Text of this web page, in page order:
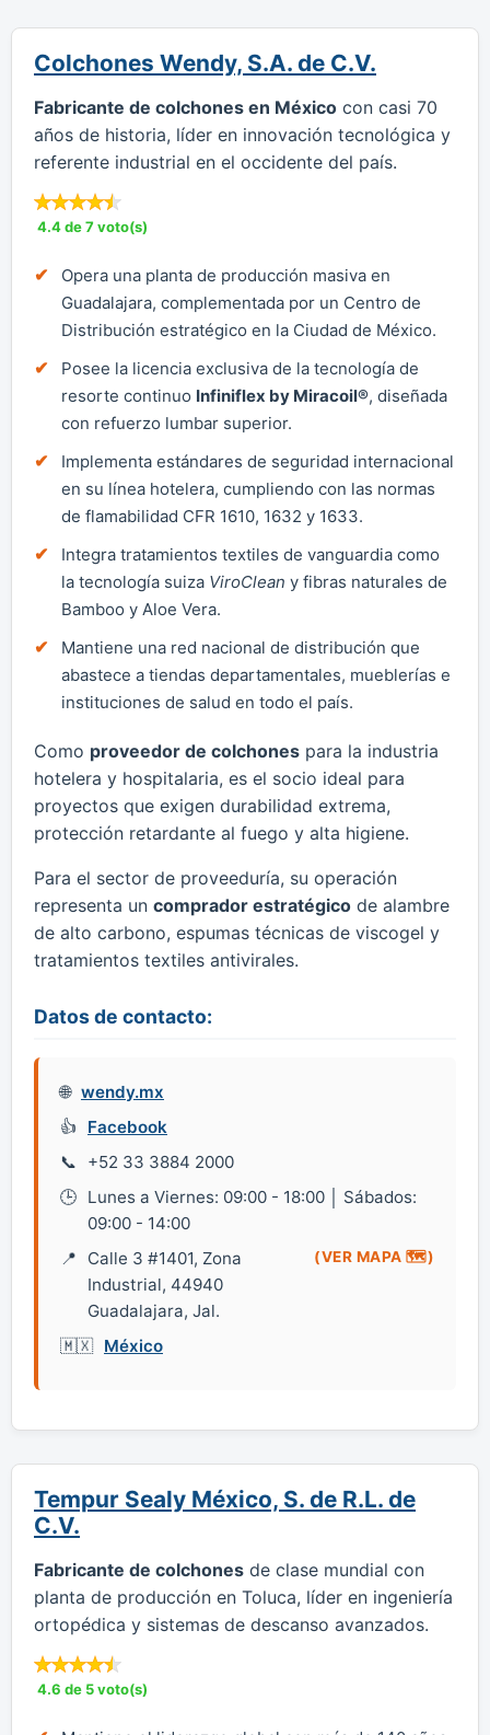
Colchones Wendy, S.A. de C.V.
Fabricante de colchones en México con casi 70
años de historia, líder en innovación tecnológica y
referente industrial en el occidente del país.
4.4 de 7 voto(s)
Opera una planta de producción masiva en
Guadalajara, complementada por un Centro de
Distribución estratégico en la Ciudad de México.
Posee la licencia exclusiva de la tecnología de
resorte continuo Infiniflex by Miracoil®, diseñada
con refuerzo lumbar superior.
Implementa estándares de seguridad internacional
en su línea hotelera, cumpliendo con las normas
de flamabilidad CFR 1610, 1632 y 1633.
Integra tratamientos textiles de vanguardia como
la tecnología suiza ViroClean y fibras naturales de
Bamboo y Aloe Vera.
Mantiene una red nacional de distribución que
abastece a tiendas departamentales, mueblerías e
instituciones de salud en todo el país.
Como proveedor de colchones para la industria
hotelera y hospitalaria, es el socio ideal para
proyectos que exigen durabilidad extrema,
protección retardante al fuego y alta higiene.
Para el sector de proveeduría, su operación
representa un comprador estratégico de alambre
de alto carbono, espumas técnicas de viscogel y
tratamientos textiles antivirales.
Datos de contacto:
wendy.mx
Facebook
+52 33 3884 2000
Lunes a Viernes: 09:00 - 18:00 │ Sábados:
09:00 - 14:00
Calle 3 #1401, Zona
Industrial, 44940
Guadalajara, Jal.
(VER MAPA 🗺️)
México
Tempur Sealy México, S. de R.L. de
C.V.
Fabricante de colchones de clase mundial con
planta de producción en Toluca, líder en ingeniería
ortopédica y sistemas de descanso avanzados.
4.6 de 5 voto(s)